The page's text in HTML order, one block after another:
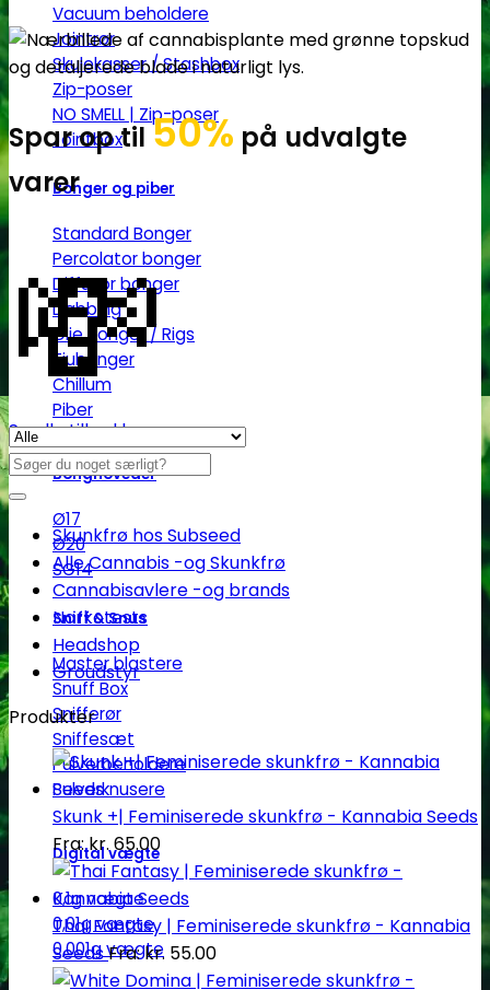
Vacuum beholdere
Jointrør
Skulekasser / Stashbox
Zip-poser
NO SMELL | Zip-poser
Jointbox
Bonger og piber
Standard Bonger
Percolator bonger
Diffusor bonger
Dabbing
Olie Bonger / Rigs
Tjubanger
Chillum
Piber
Bonghoveder
Ø17
Ø20
SG14
Sniff & Snus
Master blastere
Snuff Box
Snifferør
Sniffesæt
Pulverbeholdere
Pulverknusere
Digital vægte
0,1g vægte
0,01g vægte
0,001g vægte
Spar op til 50% på udvalgte
varer
💸
Se alle tilbud her
Søg
efter:
Skunkfrø hos Subseed
Alle Cannabis -og Skunkfrø
Cannabisavlere -og brands
Narkotests
Headshop
Groudstyr
Produkter
Skunk +| Feminiserede skunkfrø - Kannabia Seeds
Fra:kr. 65.00
Thai Fantasy | Feminiserede skunkfrø - Kannabia
SeedsFra:kr. 55.00